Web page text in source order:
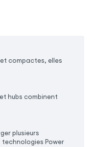
compactes, elles
hubs combinent
plusieurs
Power